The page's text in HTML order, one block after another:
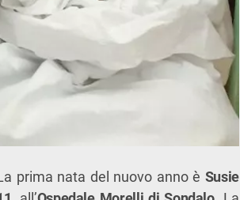
prima nata del nuovo anno è Susie